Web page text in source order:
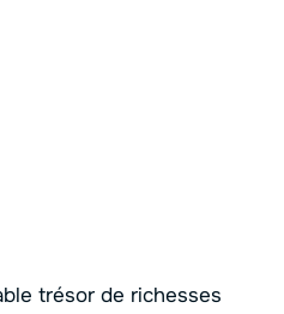
trésor de richesses